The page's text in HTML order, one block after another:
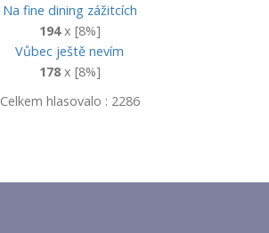
Na fine dining zážitcích
194x [8%]
Vůbec ještě nevím
178x [8%]
Celkem hlasovalo : 2286